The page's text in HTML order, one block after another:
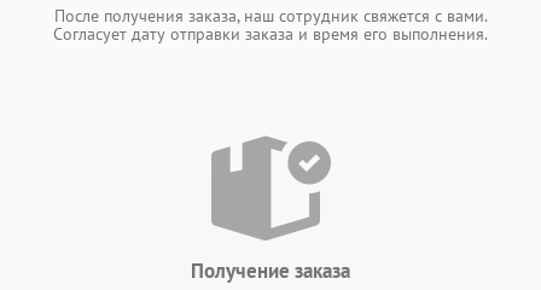
После получения заказа, наш сотрудник свяжется с вами.
Согласует дату отправки заказа и время его выполнения.
Получение заказа